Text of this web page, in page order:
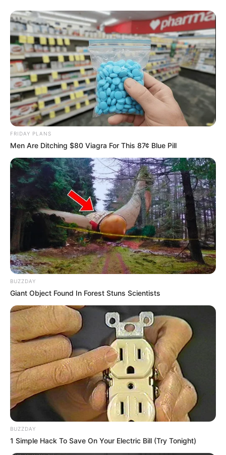
FRIDAY PLANS
Men Are Ditching $80 Viagra For This 87¢ Blue Pill
BUZZDAY
Giant Object Found In Forest Stuns Scientists
BUZZDAY
1 Simple Hack To Save On Your Electric Bill (Try Tonight)